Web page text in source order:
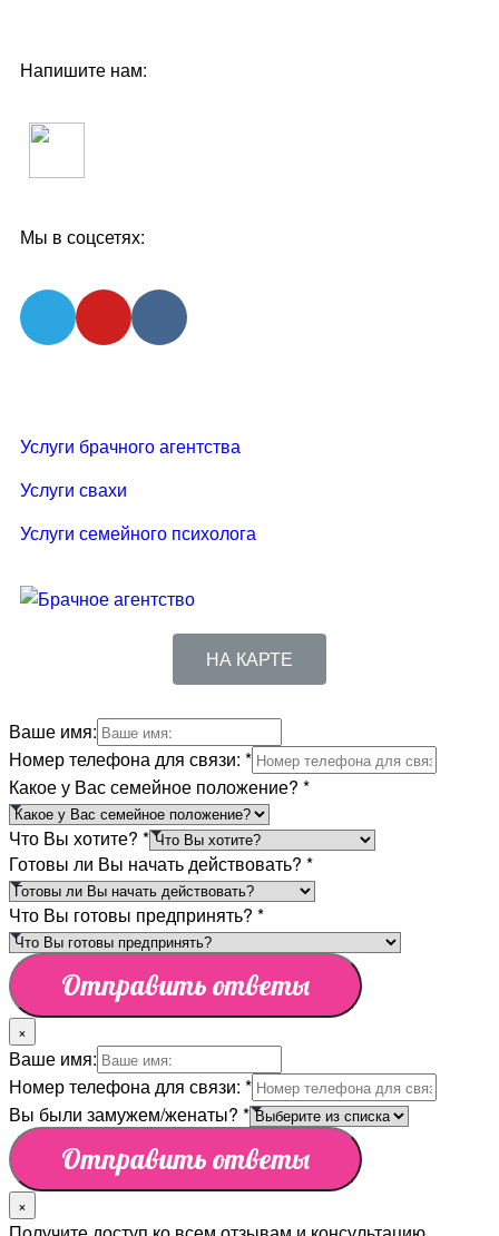
Напишите нам:
Мы в соцсетях:
Услуги брачного агентства
Услуги свахи
Услуги семейного психолога
НА КАРТЕ
Ваше имя:
Номер телефона для связи: *
Какое у Вас семейное положение? *
Что Вы хотите? *
Готовы ли Вы начать действовать? *
Что Вы готовы предпринять? *
Отправить ответы
×
Ваше имя:
Номер телефона для связи: *
Вы были замужем/женаты? *
Отправить ответы
×